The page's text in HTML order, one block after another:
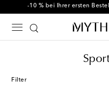
-10 % bei Ihrer ersten
Filter